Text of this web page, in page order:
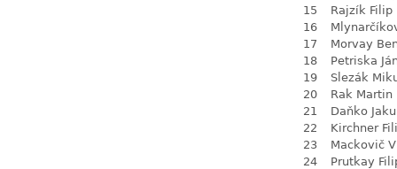
15
Rajzík Filip
16
17
Morvay
18
Petriska
19
Slezák
20
Rak Martin
21
Daňko
22
Kirchner
23
Mackovič
24
Prutkay